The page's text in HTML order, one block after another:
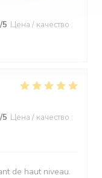
/5 Цена / качество :
/5 Цена / качество :
de haut niveau.